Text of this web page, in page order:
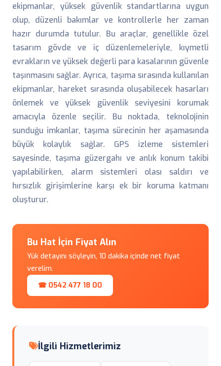
ekipmanlar, yüksek güvenlik standartlarına uygun
olup, düzenli bakımlar ve kontrollerle her zaman
hazır durumda tutulur. Bu araçlar, genellikle özel
tasarım gövde ve iç düzenlemeleriyle, kıymetli
evrakların ve yüksek değerli para kasalarının güvenle
taşınmasını sağlar. Ayrıca, taşıma sırasında kullanılan
ekipmanlar, hareket sırasında oluşabilecek hasarları
önlemek ve yüksek güvenlik seviyesini korumak
amacıyla özenle seçilir. Bu noktada, teknolojinin
sunduğu imkanlar, taşıma sürecinin her aşamasında
büyük kolaylık sağlar. GPS izleme sistemleri
sayesinde, taşıma güzergahı ve anlık konum takibi
yapılabilirken, alarm sistemleri olası saldırı ve
hırsızlık girişimlerine karşı ek bir koruma katmanı
oluşturur.
Bu Hat İçin Fiyat Alın
Yük detayını söyleyin, 10 dakika içinde net fiyat
verelim.
☎ 0542 477 18 00
İlgili Hizmetlerimiz